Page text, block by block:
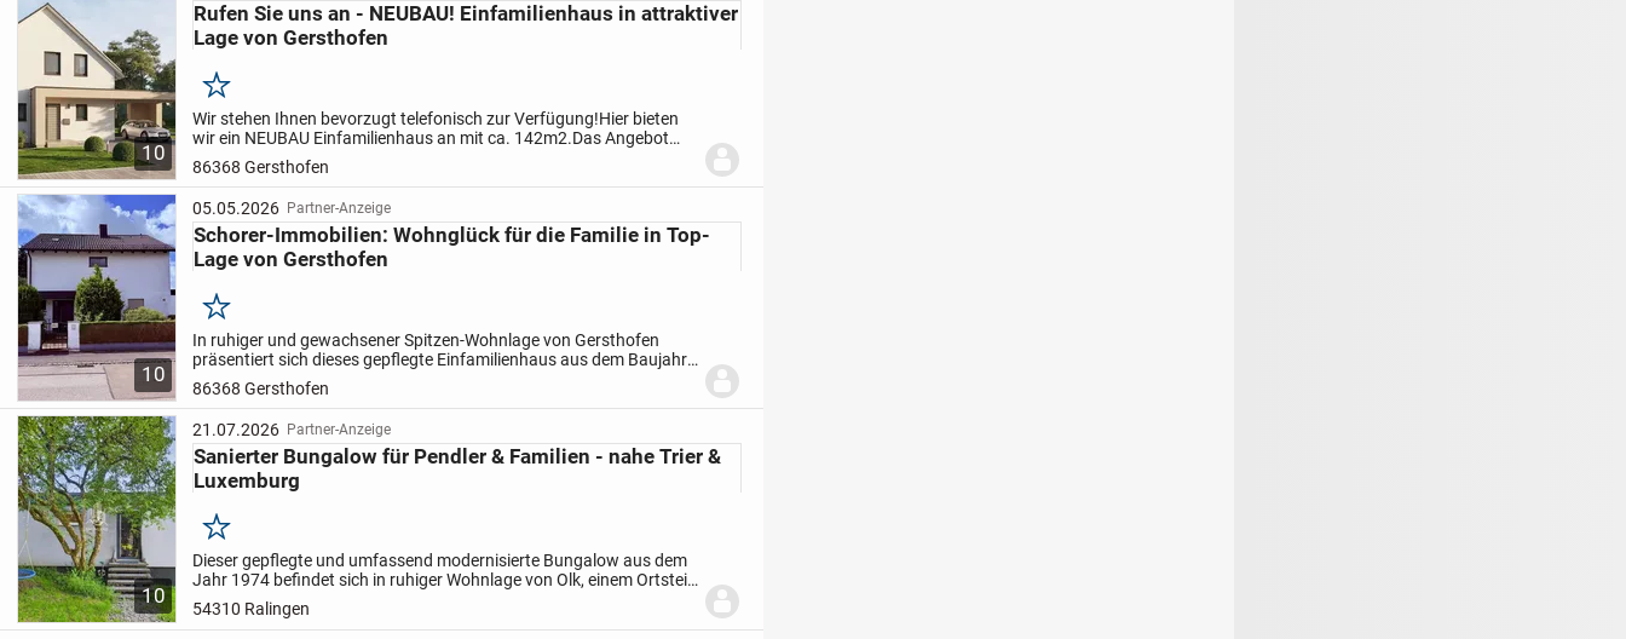
10
Rufen Sie uns an - NEUBAU! Einfamilienhaus in attraktiver
Lage von Gersthofen
Merken
Wir stehen Ihnen bevorzugt telefonisch zur Verfügung!Hier bieten
wir ein NEUBAU Einfamilienhaus an mit ca. 142m2.Das Angebot
beinhaltet das Ausbauhaus inkl. Bodenplatte und inkl. Material für
den...
86368 Gersthofen
10
05.05.2026 Partner-Anzeige
Schorer-Immobilien: Wohnglück für die Familie in Top-
Lage von Gersthofen
Merken
In ruhiger und gewachsener Spitzen-Wohnlage von Gersthofen
präsentiert sich dieses gepflegte Einfamilienhaus aus dem Baujahr
1980 als ideales Zuhause für Familien mit viel Platzbedarf oder für
alle,...
86368 Gersthofen
10
21.07.2026 Partner-Anzeige
Sanierter Bungalow für Pendler & Familien - nahe Trier &
Luxemburg
Merken
Dieser gepflegte und umfassend modernisierte Bungalow aus dem
Jahr 1974 befindet sich in ruhiger Wohnlage von Olk, einem Ortsteil
der Ortsgemeinde Ralingen. Auf einer Wohnfläche von ca. 137 m²
bietet...
54310 Ralingen